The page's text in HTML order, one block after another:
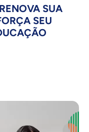
SUA
SEU